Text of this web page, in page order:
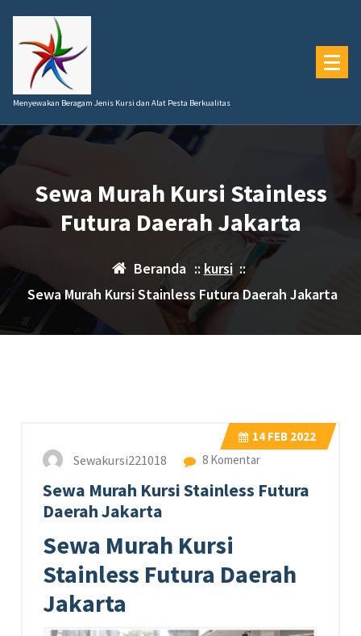
konten
Menyewakan Beragam Jenis Kursi dan Alat Pesta Berkualitas
Sewa Murah Kursi Stainless
Futura Daerah Jakarta
Beranda :: kursi::
Sewa Murah Kursi Stainless Futura Daerah Jakarta
14 FEB 2022
Sewakursi221018 8 Komentar
Sewa Murah Kursi Stainless Futura
Daerah Jakarta
Sewa Murah Kursi
Stainless Futura Daerah
Jakarta